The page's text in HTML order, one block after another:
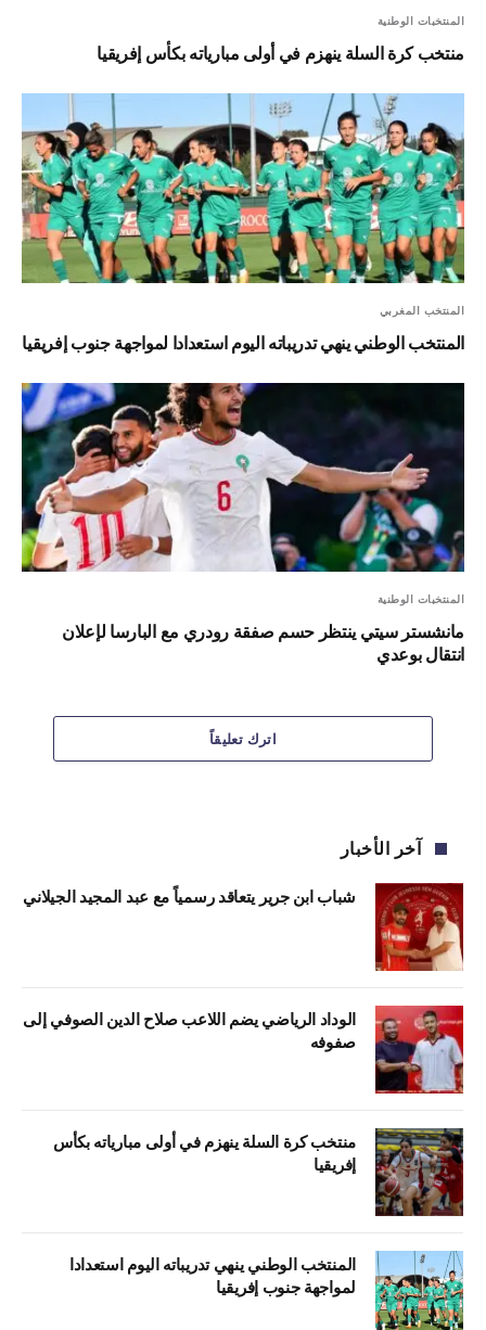
المنتخبات الوطنية
منتخب كرة السلة ينهزم في أولى مبارياته بكأس إفريقيا
المنتخب المغربي
المنتخب الوطني ينهي تدريباته اليوم استعدادا لمواجهة جنوب إفريقيا
المنتخبات الوطنية
مانشستر سيتي ينتظر حسم صفقة رودري مع البارسا لإعلان
انتقال بوعدي
اترك تعليقاً
آخر الأخبار
شباب ابن جرير يتعاقد رسمياً مع عبد المجيد الجيلاني
الوداد الرياضي يضم اللاعب صلاح الدين الصوفي إلى
صفوفه
منتخب كرة السلة ينهزم في أولى مبارياته بكأس
إفريقيا
المنتخب الوطني ينهي تدريباته اليوم استعدادا
لمواجهة جنوب إفريقيا